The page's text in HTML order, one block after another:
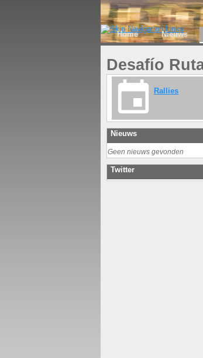
Home Nieuws
Desafío
Rallies
Nieuws
Geen nieuws gevonden
Twitter